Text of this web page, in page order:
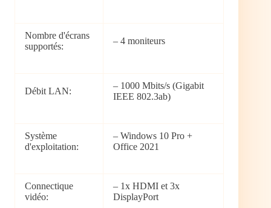
Nombre d'écrans
supportés:
– 4 moniteurs
Débit LAN:
– 1000 Mbits/s (Gigabit
IEEE 802.3ab)
Système
d'exploitation:
– Windows 10 Pro +
Office 2021
Connectique
vidéo:
– 1x HDMI et 3x
DisplayPort